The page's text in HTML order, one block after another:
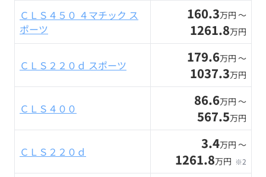
ＣＬＳ４５０ ４マチック ス
ポーツ
160.3万円 〜
1261.8万円
ＣＬＳ２２０ｄ スポーツ 179.6万円 〜
1037.3万円
ＣＬＳ４００ 86.6万円 〜
567.5万円
ＣＬＳ２２０ｄ 3.4万円 〜
1261.8万円 ※2